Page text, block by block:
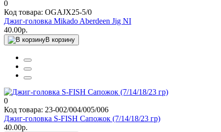
0
Код товара: OGAJX25-5/0
Джиг-головка Mikado Aberdeen Jig NI
40.00р.
В корзину
0
Код товара: 23-002/004/005/006
Джиг-головка S-FISH Сапожок (7/14/18/23 гр)
40.00р.